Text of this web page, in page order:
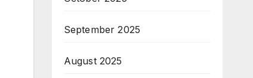
September 2025
August 2025